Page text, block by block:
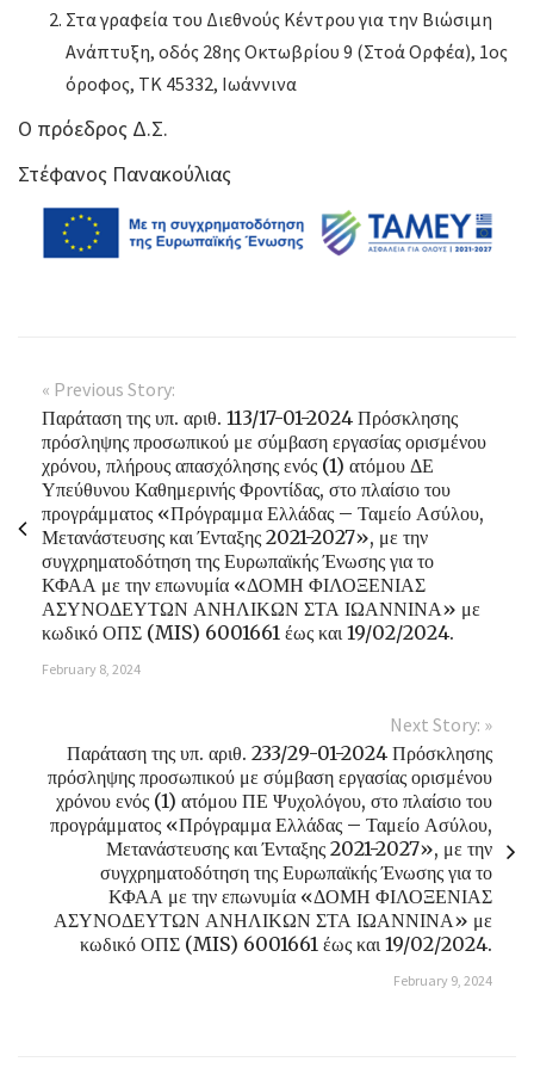
Στα γραφεία του Διεθνούς Κέντρου για την Βιώσιμη
Ανάπτυξη, οδός 28ης Οκτωβρίου 9 (Στοά Ορφέα), 1ος
όροφος, ΤΚ 45332, Ιωάννινα
Ο πρόεδρος Δ.Σ.
Στέφανος Πανακούλιας
« Previous Story:
Παράταση της υπ. αριθ. 113/17-01-2024 Πρόσκλησης
πρόσληψης προσωπικού με σύμβαση εργασίας ορισμένου
χρόνου, πλήρους απασχόλησης ενός (1) ατόμου ΔΕ
Υπεύθυνου Καθημερινής Φροντίδας, στο πλαίσιο του
προγράμματος «Πρόγραμμα Ελλάδας – Ταμείο Ασύλου,
Μετανάστευσης και Ένταξης 2021-2027», με την
συγχρηματοδότηση της Ευρωπαϊκής Ένωσης για το
ΚΦΑΑ με την επωνυμία «ΔΟΜΗ ΦΙΛΟΞΕΝΙΑΣ
ΑΣΥΝΟΔΕΥΤΩΝ ΑΝΗΛΙΚΩΝ ΣΤΑ ΙΩΑΝΝΙΝΑ» με
κωδικό ΟΠΣ (MIS) 6001661 έως και 19/02/2024.
February 8, 2024
Next Story: »
Παράταση της υπ. αριθ. 233/29-01-2024 Πρόσκλησης
πρόσληψης προσωπικού με σύμβαση εργασίας ορισμένου
χρόνου ενός (1) ατόμου ΠΕ Ψυχολόγου, στο πλαίσιο του
προγράμματος «Πρόγραμμα Ελλάδας – Ταμείο Ασύλου,
Μετανάστευσης και Ένταξης 2021-2027», με την
συγχρηματοδότηση της Ευρωπαϊκής Ένωσης για το
ΚΦΑΑ με την επωνυμία «ΔΟΜΗ ΦΙΛΟΞΕΝΙΑΣ
ΑΣΥΝΟΔΕΥΤΩΝ ΑΝΗΛΙΚΩΝ ΣΤΑ ΙΩΑΝΝΙΝΑ» με
κωδικό ΟΠΣ (MIS) 6001661 έως και 19/02/2024.
February 9, 2024